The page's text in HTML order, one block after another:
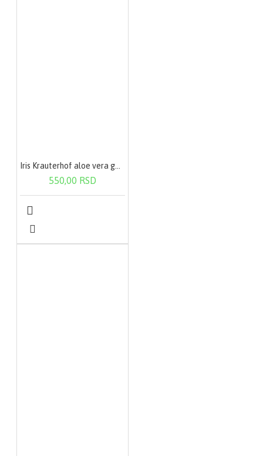
550,00 RSD